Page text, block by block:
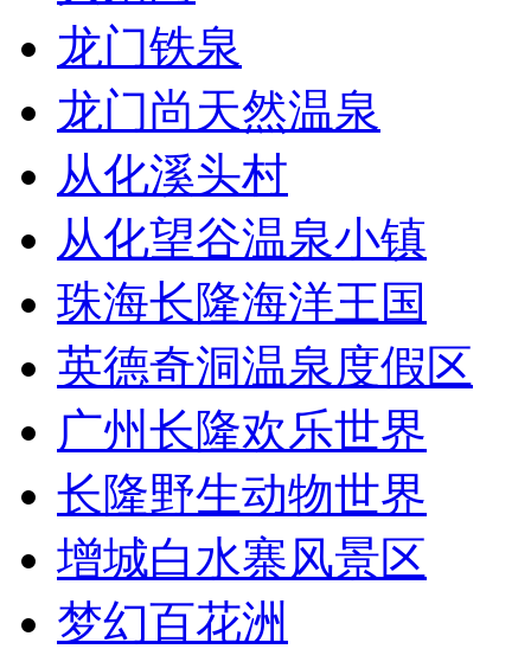
龙门铁泉
龙门尚天然温泉
从化溪头村
从化望谷温泉小镇
珠海长隆海洋王国
英德奇洞温泉度假区
广州长隆欢乐世界
长隆野生动物世界
增城白水寨风景区
梦幻百花洲